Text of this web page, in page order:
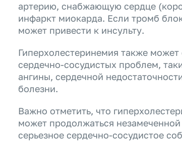
артерию, снабжающую сердце
инфаркт миокарда. Если тромб
может привести к инсульту.
Гиперхолестеринемия также может
сердечно-сосудистых проблем,
ангины, сердечной
болезни.
Важно отметить, что
может продолжаться
серьезное сердечно-сосудистое